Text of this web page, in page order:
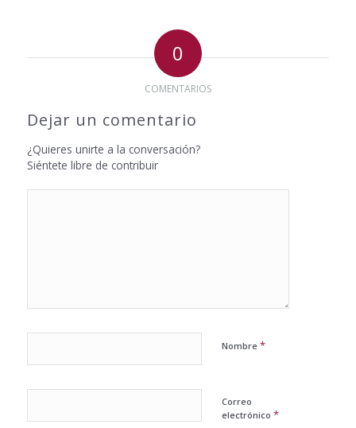
0
COMENTARIOS
Dejar un comentario
¿Quieres unirte a la conversación?
Siéntete libre de contribuir
Nombre *
Correo
electrónico *